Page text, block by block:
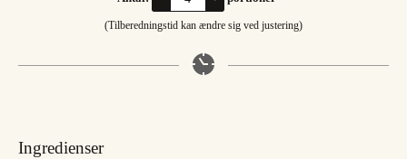
(Tilberedningstid kan ændre sig ved justering)
Ingredienser